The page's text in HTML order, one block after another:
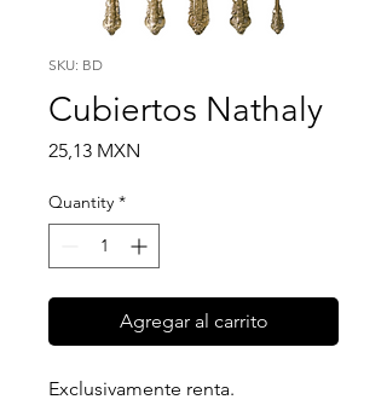
SKU: BD
Cubiertos Nathaly
25,13 MXN
Quantity *
Agregar al carrito
Exclusivamente renta.